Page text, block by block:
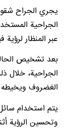
يجري الجراح
الجراحية
عبر المنظار
بعد تشخيص
الجراحية، خلال
الغضروف
يتم استخدام
وتحسين الرؤية